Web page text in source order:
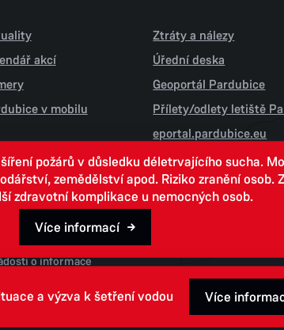
akcí
v mobilu
Ztráty a nálezy
Úřední deska
Geoportál Pardubice
Přílety/odlety letiště
eportal.pardubice.eu
o informace
požárů v důsledku déletrvajícího sucha.
zemědělství apod. Riziko zranění
zdravotní komplikace u nemocných osob.
Více informací
a výzva k šetření vodou Více